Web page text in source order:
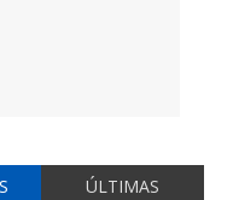
ÚLTIMAS